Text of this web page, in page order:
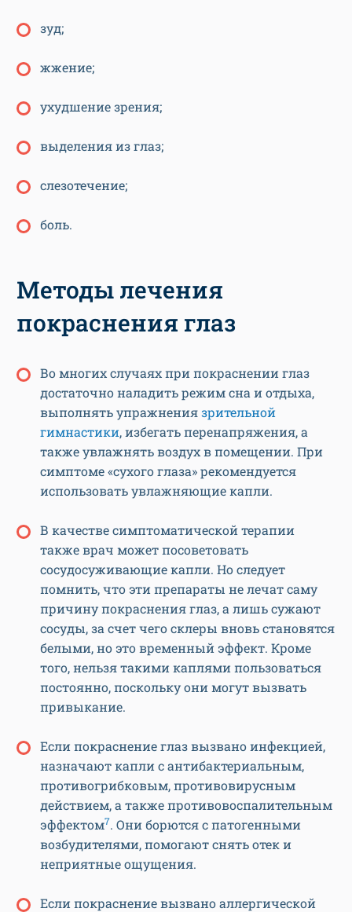
зуд;
жжение;
ухудшение зрения;
выделения из глаз;
слезотечение;
боль.
Методы лечения
покраснения глаз
Во многих случаях при покраснении глаз
достаточно наладить режим сна и отдыха,
выполнять упражнениязрительной
гимнастики, избегать перенапряжения, а
также увлажнять воздух в помещении. При
симптоме «сухого глаза» рекомендуется
использовать увлажняющие капли.
В качестве симптоматической терапии
также врач может посоветовать
сосудосуживающие капли. Но следует
помнить, что эти препараты не лечат саму
причину покраснения глаз, а лишь сужают
сосуды, за счет чего склеры вновь становятся
белыми, но это временный эффект. Кроме
того, нельзя такими каплями пользоваться
постоянно, поскольку они могут вызвать
привыкание.
Если покраснение глаз вызвано инфекцией,
назначают капли с антибактериальным,
противогрибковым, противовирусным
действием, а также противовоспалительным
эффектом7. Они борются с патогенными
возбудителями, помогают снять отек и
неприятные ощущения.
Если покраснение вызвано аллергической